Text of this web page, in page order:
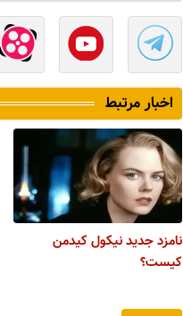
اخبار مرتبط
نامزد جدید نیکول کیدمن
کیست؟